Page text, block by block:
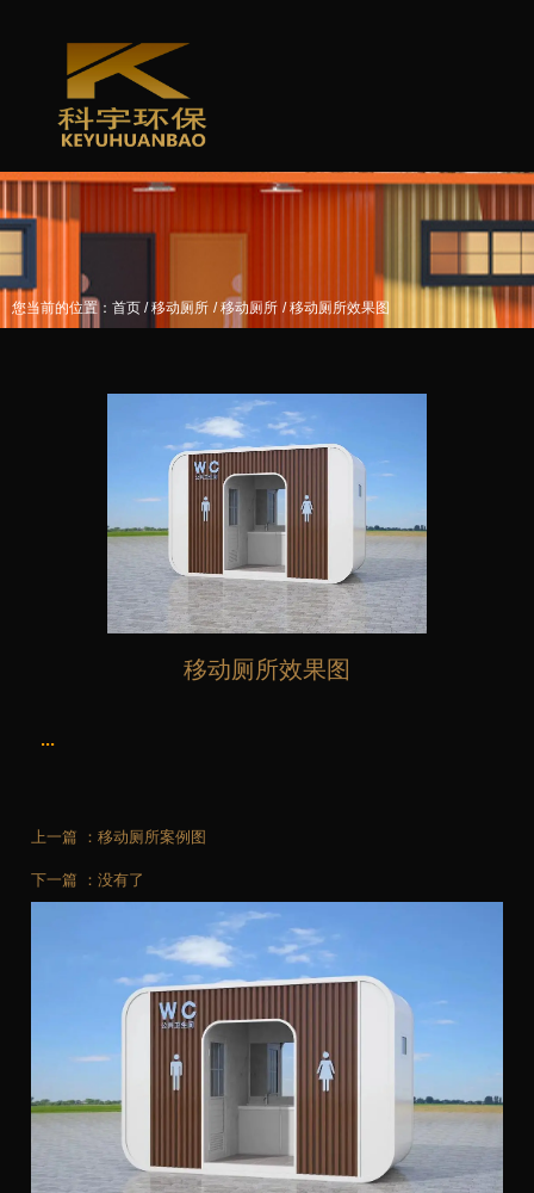
您当前的位置：首页 /移动厕所 /移动厕所 /移动厕所效果图
移动厕所效果图
...
上一篇 ： 移动厕所案例图
下一篇 ： 没有了